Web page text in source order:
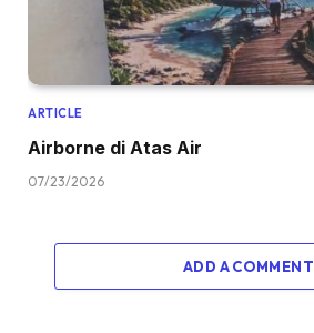
ARTICLE
Airborne di Atas Air
07/23/2026
ADD A COMMENT